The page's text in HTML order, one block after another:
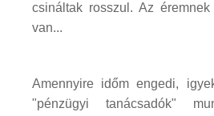
csináltak rosszul. Az
van...
Amennyire időm engedi,
"pénzügyi tanácsadók"